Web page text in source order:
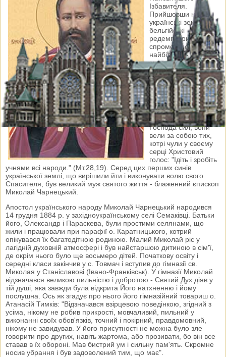
Ізбавителя.
Прийшовши на
українські землі,
бельгійські
редемптористи
спромоглися на
найбільше - вони
змогли стати
частинкою народу,
змогли влитися в
його культуру,
ментальність, та, що
найважливіше, у його
східну духовність.
Палаючи духом за
Господа сил, вони
вели за собою тих,
котрі чули у своєму
серці Христовий
голос: "Ідіть і зробіть
учнями всі народи." (Мт.28,19). Серед цих перших синів
української землі, що вирішили йти і виконувати волю свого
Спасителя, був великий муж святого життя - блаженний єпископ
Миколай Чарнецький.
Апостол українського народу Миколай Чарнецький народився
14 грудня 1884 р. у західноукраїнському селі Семаківці. Батьки
його, Олександр і Параскева, були простими селянами, що
жили і працювали при парафії о. Каратницького, котрий
опікувався їх багатодітною родиною. Малий Миколай ріс у
лагідній духовній атмосфері і був найстаршою дитиною в сім'ї,
де окрім нього було ще восьмеро дітей. Початкову освіту і
середні класи закінчив у с. Товмач і вступив до гімназії св.
Миколая у Станіславові (Івано-Франківськ). У гімназії Миколай
відзначався великою пильністю і добротою - Святий Дух діяв у
тій душі, яка завжди була відкрита Його натхненню і йому
послушна. Ось як згадує про нього його гімназійний товариш о.
Атанасій Тимків: "Відзначався взірцевою поведінкою, згідний з
усіма, нікому не робив прикрості, мовчаливий, пильний у
виконанні своїх обов'язків, точний і покірний, правдомовний,
нікому не завидував. У його присутності не можна було зле
говорити про других, навіть жартома, або прозивати, бо він все
ставав в їх обороні. Мав бистрий ум і сильну пам'ять. Скромне
носив убрання і був задоволений тим, що має".